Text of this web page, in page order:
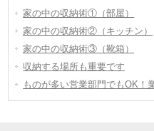
家の中の収納術①（部屋）
家の中の収納術②（キッチン）
家の中の収納術③（靴箱）
収納する場所も重要です
ものが多い営業部門でもOK！